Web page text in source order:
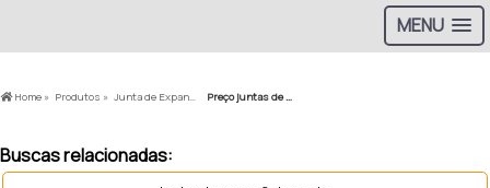
MENU
Home » Produtos » Junta de Expansão » Preço juntas de expansão
Buscas relacionadas: